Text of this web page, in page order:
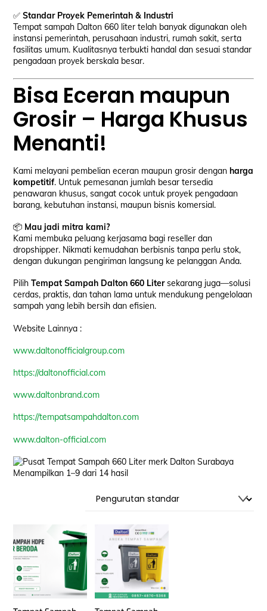
✅Standar Proyek Pemerintah & Industri
Tempat sampah Dalton 660 liter telah banyak digunakan oleh
instansi pemerintah, perusahaan industri, rumah sakit, serta
fasilitas umum. Kualitasnya terbukti handal dan sesuai standar
pengadaan proyek berskala besar.
Bisa Eceran maupun
Grosir – Harga Khusus
Menanti!
Kami melayani pembelian eceran maupun grosir dengan harga
kompetitif. Untuk pemesanan jumlah besar tersedia
penawaran khusus, sangat cocok untuk proyek pengadaan
barang, kebutuhan instansi, maupun bisnis komersial.
📦 Mau jadi mitra kami?
Kami membuka peluang kerjasama bagi reseller dan
dropshipper. Nikmati kemudahan berbisnis tanpa perlu stok,
dengan dukungan pengiriman langsung ke pelanggan Anda.
PilihTempat Sampah Dalton 660 Litersekarang juga—solusi
cerdas, praktis, dan tahan lama untuk mendukung pengelolaan
sampah yang lebih bersih dan efisien.
Website Lainnya :
www.daltonofficialgroup.com
https://daltonofficial.com
www.daltonbrand.com
https://tempatsampahdalton.com
www.dalton-official.com
Menampilkan 1–9 dari 14 hasil